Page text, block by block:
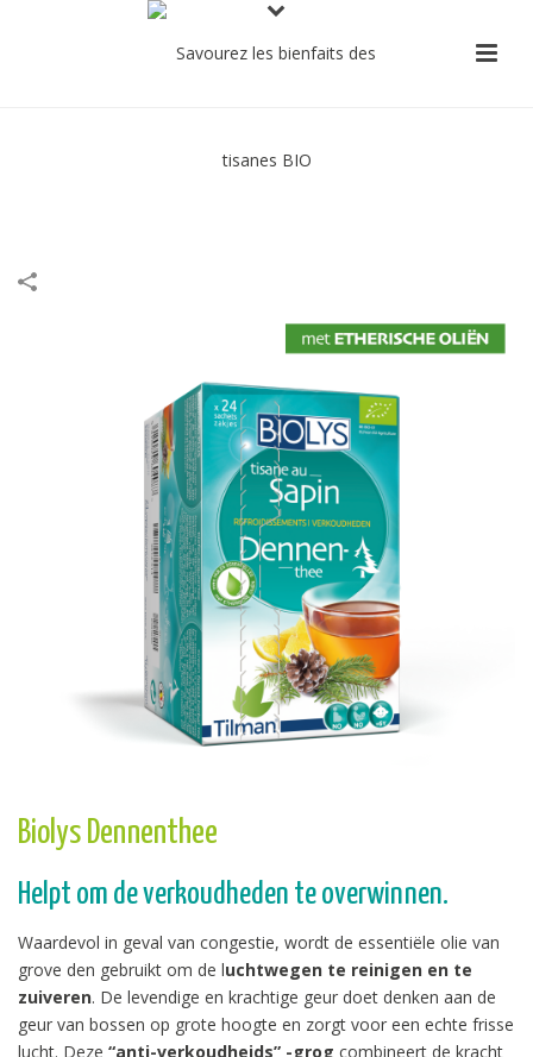
Biolys Dennenthee
Biolys Dennenthee
Helpt om de verkoudheden te overwinnen.
Waardevol in geval van congestie, wordt de essentiële olie van
grove den gebruikt om de luchtwegen te reinigen en te
zuiveren. De levendige en krachtige geur doet denken aan de
geur van bossen op grote hoogte en zorgt voor een echte frisse
lucht. Deze “anti-verkoudheids” -grog combineert de kracht